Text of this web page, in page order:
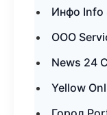
Инфо Info
ООО
News 24
Yellow